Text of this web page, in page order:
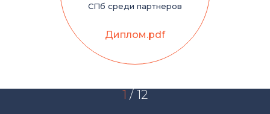
СПб среди партнеров
Диплом.pdf
1 / 12